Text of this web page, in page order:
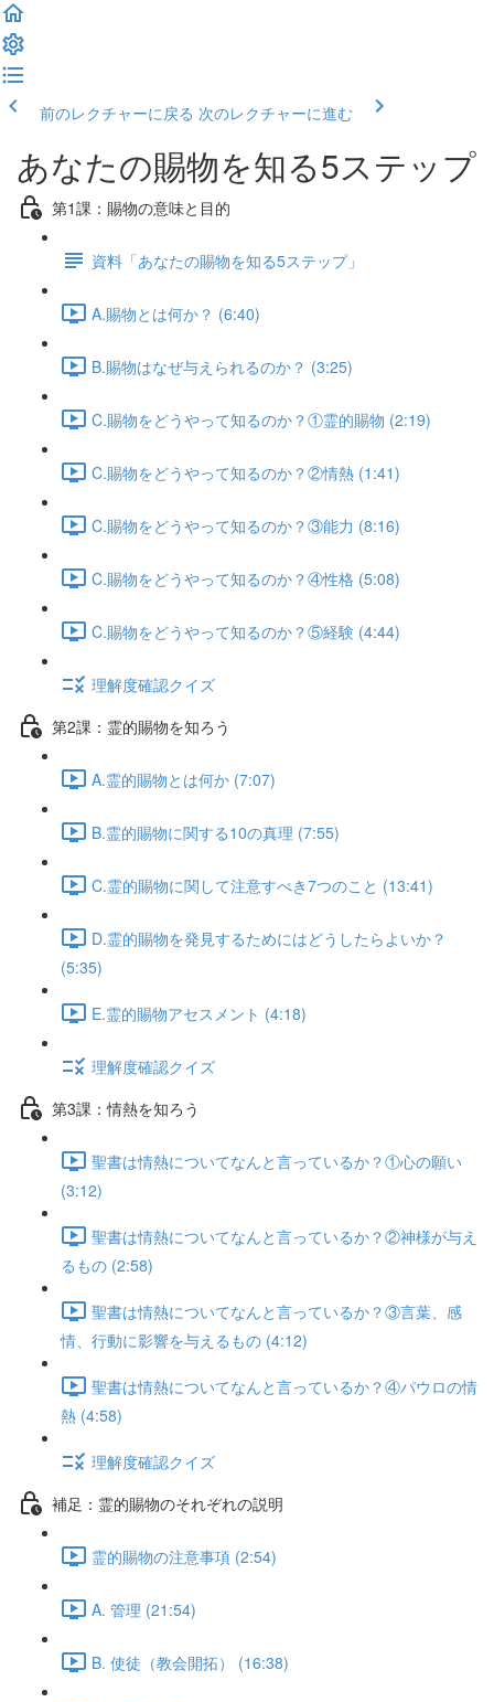
前のレクチャーに戻る 次のレクチャーに進む
あなたの賜物を知る5ステップ
第1課：賜物の意味と目的
資料「あなたの賜物を知る5ステップ」
A.賜物とは何か？ (6:40)
B.賜物はなぜ与えられるのか？ (3:25)
C.賜物をどうやって知るのか？①霊的賜物 (2:19)
C.賜物をどうやって知るのか？②情熱 (1:41)
C.賜物をどうやって知るのか？③能力 (8:16)
C.賜物をどうやって知るのか？④性格 (5:08)
C.賜物をどうやって知るのか？⑤経験 (4:44)
理解度確認クイズ
第2課：霊的賜物を知ろう
A.霊的賜物とは何か (7:07)
B.霊的賜物に関する10の真理 (7:55)
C.霊的賜物に関して注意すべき7つのこと (13:41)
D.霊的賜物を発見するためにはどうしたらよいか？
(5:35)
E.霊的賜物アセスメント (4:18)
理解度確認クイズ
第3課：情熱を知ろう
聖書は情熱についてなんと言っているか？①心の願い
(3:12)
聖書は情熱についてなんと言っているか？②神様が与え
るもの (2:58)
聖書は情熱についてなんと言っているか？③言葉、感
情、行動に影響を与えるもの (4:12)
聖書は情熱についてなんと言っているか？④パウロの情
熱 (4:58)
理解度確認クイズ
補足：霊的賜物のそれぞれの説明
霊的賜物の注意事項 (2:54)
A. 管理 (21:54)
B. 使徒（教会開拓） (16:38)